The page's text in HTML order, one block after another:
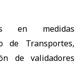
en medidas
de Transportes,
de validadores